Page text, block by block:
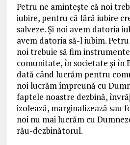
Petru ne aminteşte că noi
iubire, pentru că fără iubire
salveze. Şi noi avem datoria
avem datoria să-l iubim.
noi trebuie să fim
comunitate, în societate și în
dată când lucrăm pentru
noi lucrăm împreună cu
faptele noastre dezbină,
izolează, marginalizează sau
noi nu mai lucrăm cu
rău-dezbinătorul.